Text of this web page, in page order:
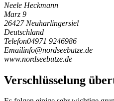
Neele Heckmann
Marz 9
26427 Neuharlingersiel
Deutschland
Telefon04971 9246986
Emailinfo@nordseebutze.de
www.nordseebutze.de
Verschlüsselung